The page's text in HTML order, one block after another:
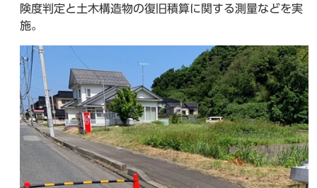
険度判定と土木構造物の復旧積算に関する測量などを実
施。